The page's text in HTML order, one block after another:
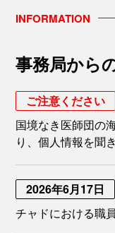
INFORMATION
事務局から
ご注意ください
国境なき医師団の
り、個人情報を聞
2026年6月17日
チャドにおける職